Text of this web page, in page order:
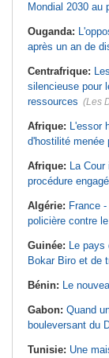
Mondial 2030 au
Ouganda:
après un an de
Centrafrique:
silencieuse pour
ressources (Les
Afrique: L'essor
d'hostilité menée
Afrique: La
procédure
Algérie: France
policière contre
Guinée: Le pays
Bokar Biro et de
Bénin: Le
Gabon: Quand
bouleversant du
Tunisie: Une